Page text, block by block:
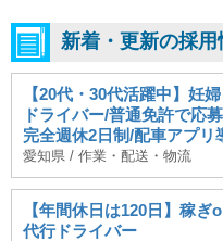
新着・更新の採用
【20代・30代活躍中】妊
ドライバー/普通免許で応
完全週休2日制/配車アプリ
愛知県 / 作業・配送・物流
【年間休日は120日】稼
代行ドライバー